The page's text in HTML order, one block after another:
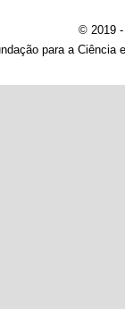
© 2019 -
para a Ciência